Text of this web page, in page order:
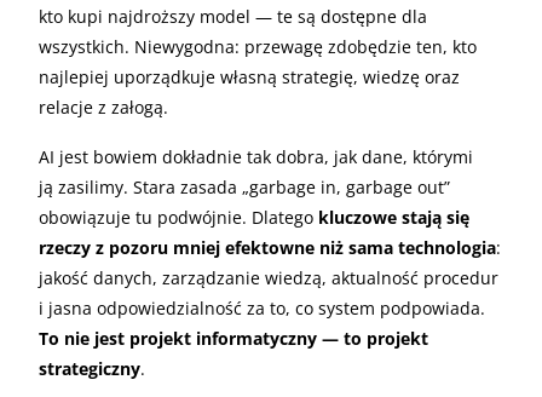
kto kupi najdroższy model — te są dostępne dla
wszystkich. Niewygodna: przewagę zdobędzie ten, kto
najlepiej uporządkuje własną strategię, wiedzę oraz
relacje z załogą.
AI jest bowiem dokładnie tak dobra, jak dane, którymi
ją zasilimy. Stara zasada „garbage in, garbage out”
obowiązuje tu podwójnie. Dlatego kluczowe stają się
rzeczy z pozoru mniej efektowne niż sama technologia:
jakość danych, zarządzanie wiedzą, aktualność procedur
i jasna odpowiedzialność za to, co system podpowiada.
To nie jest projekt informatyczny — to projekt
strategiczny.